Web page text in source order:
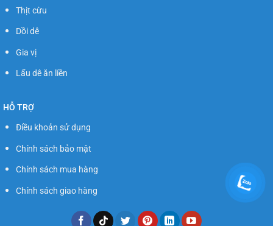
Thịt cừu
Dồi dê
Gia vị
Lẩu dê ăn liền
HỖ TRỢ
Điều khoản sử dụng
Chính sách bảo mật
Chính sách mua hàng
Chính sách giao hàng